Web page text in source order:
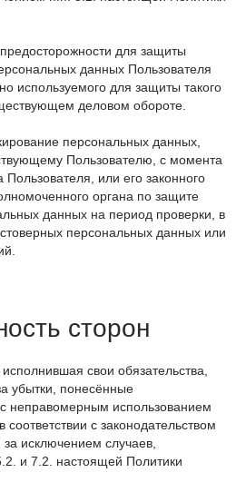
для защиты
данных Пользователя
используемого для защиты такого
деловом обороте.
персональных данных,
Пользователю, с момента
или его законного
органа по защите
данных на период проверки, в
персональных данных или
сторон
свои обязательства,
убытки, понесённые
неправомерным использованием
с законодательством
исключением случаев,
и 7.2. настоящей Политики